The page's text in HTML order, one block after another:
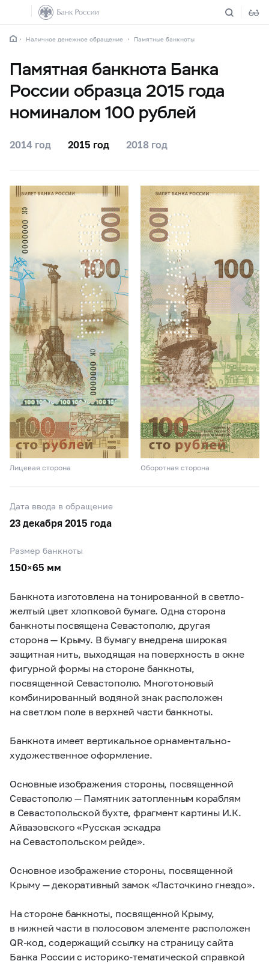
Наличное денежное обращение Памятные банкноты
Памятная банкнота Банка
России образца 2015 года
номиналом 100 рублей
2014 год 2015 год 2018 год
Дата ввода в обращение
23 декабря 2015 года
Размер банкноты
150×65 мм
Лицевая сторона Оборотная сторона
Банкнота изготовлена на тонированной в светло-
желтый цвет хлопковой бумаге. Одна сторона
банкноты посвящена Севастополю, другая
сторона — Крыму. В бумагу внедрена широкая
защитная нить, выходящая на поверхность в окне
фигурной формы на стороне банкноты,
посвященной Севастополю. Многотоновый
комбинированный водяной знак расположен
на светлом поле в верхней части банкноты.
Банкнота имеет вертикальное орнаментально-
художественное оформление.
Основные изображения стороны, посвященной
Севастополю — Памятник затопленным кораблям
в Севастопольской бухте, фрагмент картины И.К.
Айвазовского «Русская эскадра
на Севастопольском рейде».
Основное изображение стороны, посвященной
Крыму — декоративный замок «Ласточкино гнездо».
На стороне банкноты, посвященной Крыму,
в нижней части в полосовом элементе расположен
QR-код, содержащий ссылку на страницу сайта
Банка России с историко-тематической справкой